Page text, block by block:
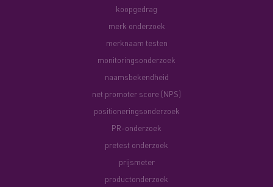
koopgedrag
merk onderzoek
merknaam testen
monitoringsonderzoek
naamsbekendheid
net promoter score (NPS)
positioneringsonderzoek
PR-onderzoek
pretest onderzoek
prijsmeter
productonderzoek